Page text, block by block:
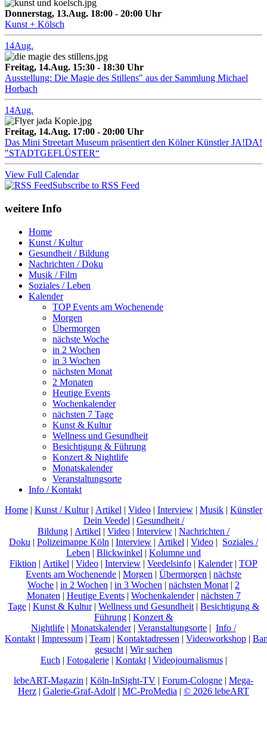
Donnerstag, 13.Aug. 18:00 - 20:00 Uhr
Kunst + Kölsch
14Aug.
Freitag, 14.Aug. 15:30 - 18:30 Uhr
Ausstellung: Die Magie des Stillens" aus der Sammlung Michael
Horbach
14Aug.
Freitag, 14.Aug. 17:00 - 20:00 Uhr
Das Mini Streetart Museum präsentiert den Kölner Künstler JA!DA!
"STADTGEFLÜSTER“
View Full Calendar
Subscribe to RSS Feed
weitere Info
Home
Kunst / Kultur
Gesundheit / Bildung
Nachrichten / Doku
Musik / Film
Soziales / Leben
Kalender
TOP Events am Wochenende
Morgen
Übermorgen
nächste Woche
in 2 Wochen
in 3 Wochen
nächsten Monat
2 Monaten
Heutige Events
Wochenkalender
nächsten 7 Tage
Kunst & Kultur
Wellness und Gesundheit
Besichtigung & Führung
Konzert & Nightlife
Monatskalender
Veranstaltungsorte
Info / Kontakt
Home | Kunst / Kultur| Artikel | Video | Interview | Musik | Künstler
Dein Veedel | Gesundheit /
Bildung | Artikel | Video | Interview | Nachrichten /
Doku | Polizeimappe Köln | Interview | Artikel | Video | Soziales /
Leben | Blickwinkel | Kolumne und
Fiktion | Artikel | Video | Interview | Veedelsinfo | Kalender| TOP
Events am Wochenende | Morgen | Übermorgen | nächste
Woche | in 2 Wochen | in 3 Wochen | nächsten Monat | 2
Monaten | Heutige Events| Wochenkalender| nächsten 7
Tage | Kunst & Kultur| Wellness und Gesundheit | Besichtigung &
Führung | Konzert &
Nightlife | Monatskalender| Veranstaltungsorte | Info /
Kontakt | Impressum | Team | Kontaktadressen | Videoworkshop |
gesucht | Wir suchen
Euch | Fotogalerie| Kontakt| Videojournalismus|
lebeART-Magazin | Köln-InSight-TV | Forum-Cologne | Mega-
Herz | Galerie-Graf-Adolf| MC-ProMedia | © 2026 lebeART